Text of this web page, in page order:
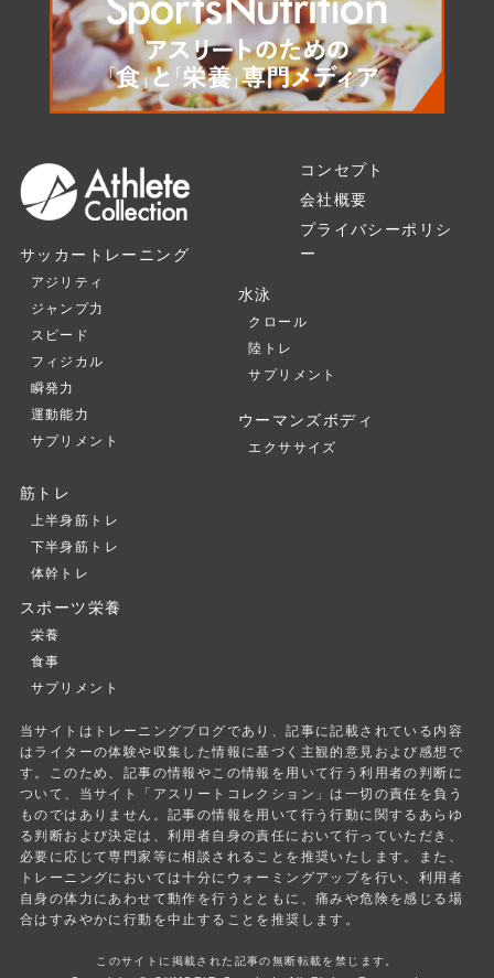
コンセプト
会社概要
プライバシーポリシ
ー
サッカートレーニング
アジリティ
ジャンプ力
スピード
フィジカル
瞬発力
運動能力
サプリメント
水泳
クロール
陸トレ
サプリメント
ウーマンズボディ
エクササイズ
筋トレ
上半身筋トレ
下半身筋トレ
体幹トレ
スポーツ栄養
栄養
食事
サプリメント
当サイトはトレーニングブログであり、記事に記載されている内容
はライターの体験や収集した情報に基づく主観的意見および感想で
す。このため、記事の情報やこの情報を用いて行う利用者の判断に
ついて、当サイト「アスリートコレクション」は一切の責任を負う
ものではありません。記事の情報を用いて行う行動に関するあらゆ
る判断および決定は、利用者自身の責任において行っていただき、
必要に応じて専門家等に相談されることを推奨いたします。また、
トレーニングにおいては十分にウォーミングアップを行い、利用者
自身の体力にあわせて動作を行うとともに、痛みや危険を感じる場
合はすみやかに行動を中止することを推奨します。
このサイトに掲載された記事の無断転載を禁じます。